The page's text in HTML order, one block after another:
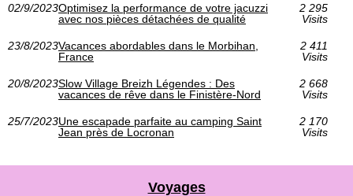
02/9/2023Optimisez la performance de votre jacuzzi
avec nos pièces détachées de qualité
2 295
Visits
23/8/2023Vacances abordables dans le Morbihan,
France
2 411
Visits
20/8/2023Slow Village Breizh Légendes : Des
vacances de rêve dans le Finistère-Nord
2 668
Visits
25/7/2023Une escapade parfaite au camping Saint
Jean près de Locronan
2 170
Visits
Voyages